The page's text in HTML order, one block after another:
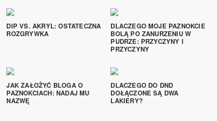
DIP VS. AKRYL: OSTATECZNA
ROZGRYWKA
DLACZEGO MOJE PAZNOKCIE
BOLĄ PO ZANURZENIU W
PUDRZE: PRZYCZYNY I
PRZYCZYNY
JAK ZAŁOŻYĆ BLOGA O
PAZNOKCIACH: NADAJ MU
NAZWĘ
DLACZEGO DO DND
DOŁĄCZONE SĄ DWA
LAKIERY?